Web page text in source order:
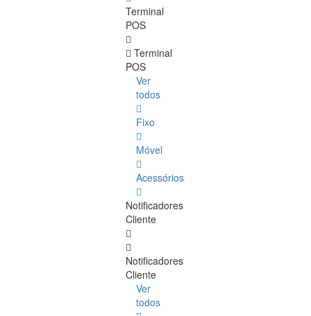
Terminal
POS
Terminal
POS
Ver
todos
Fixo
Móvel
Acessórios
Notificadores
Cliente
Notificadores
Cliente
Ver
todos